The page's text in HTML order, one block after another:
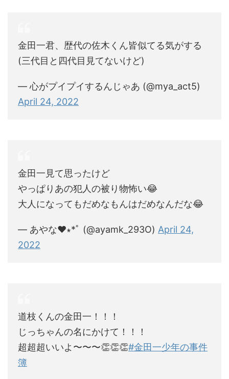
金田一君、歴代の佐木くん皆似てる気がする
(三代目と四代目見てないけど)
— 心がプイプイするんじゃあ (@mya_act5)
April 24, 2022
金田一見て思ったけど
やっぱりあの犯人の被り物怖い😂
大人になってもだめなもんはだめなんだな😂
— あやな♥︎∗*ﾟ (@ayamk_293O) April 24,
2022
道枝くんの金田一！！！
じっちゃんの名にかけて！！！
超超超いいよ〜〜〜👏👏👏#金田一少年の事件
簿